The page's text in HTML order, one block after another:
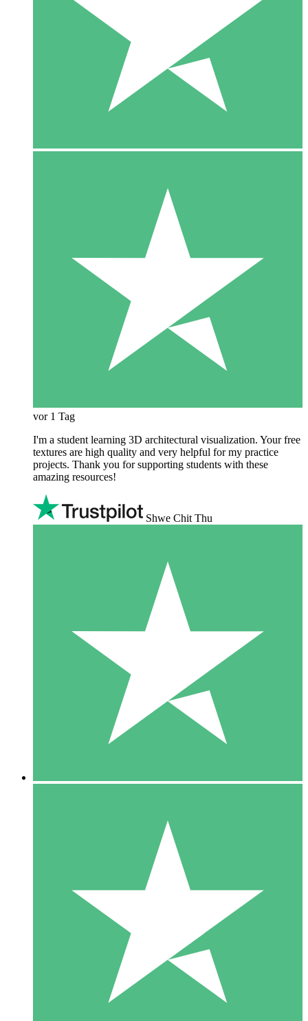
vor 1 Tag
I'm a student learning 3D architectural visualization. Your free
textures are high quality and very helpful for my practice
projects. Thank you for supporting students with these
amazing resources!
Shwe Chit Thu